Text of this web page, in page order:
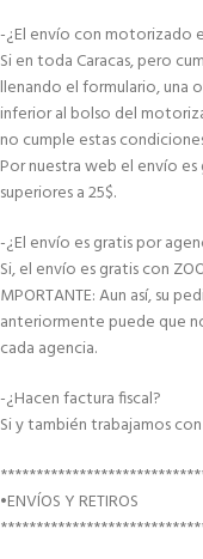
-¿El envío con motorizado
Si en toda Caracas, pero
llenando el formulario, una
inferior al bolso del
no cumple estas
Por nuestra web el envío
superiores a 25$.
-¿El envío es gratis por
Si, el envío es gratis con
MPORTANTE: Aun así, su
anteriormente puede que
cada agencia.
-¿Hacen factura fiscal?
Si y también trabajamos
•ENVÍOS Y RETIROS